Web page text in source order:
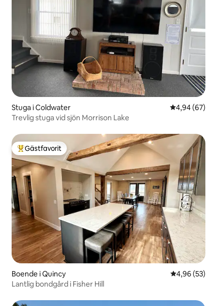
Stuga i Coldwater 4,94 av 5 i
4,94 (67)
Trevlig stuga vid sjön Morrison Lake
Populär gästfavorit
Gästfavorit
Boende i Quincy 4,96 av 5 i
4,96 (53)
Lantlig bondgård i Fisher Hill